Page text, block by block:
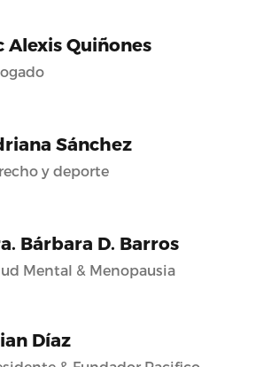
Alexis Quiñones
Sánchez
y deporte
Bárbara D. Barros
Mental & Menopausia
Díaz